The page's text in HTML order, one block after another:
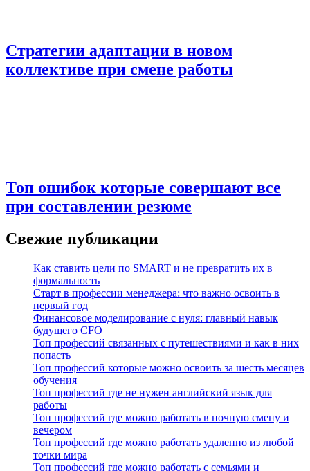
Стратегии адаптации в новом
коллективе при смене работы
Топ ошибок которые совершают все
при составлении резюме
Свежие публикации
Как ставить цели по SMART и не превратить их в
формальность
Старт в профессии менеджера: что важно освоить в
первый год
Финансовое моделирование с нуля: главный навык
будущего CFO
Топ профессий связанных с путешествиями и как в них
попасть
Топ профессий которые можно освоить за шесть месяцев
обучения
Топ профессий где не нужен английский язык для
работы
Топ профессий где можно работать в ночную смену и
вечером
Топ профессий где можно работать удаленно из любой
точки мира
Топ профессий где можно работать с семьями и